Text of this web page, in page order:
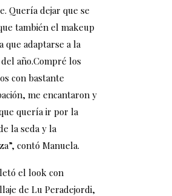
Quería dejar que se
también el makeup
que adaptarse a la
año.Compré los
con bastante
me encantaron y
quería ir por la
la seda y la
contó Manuela.
el look con
de Lu Peradejordi,